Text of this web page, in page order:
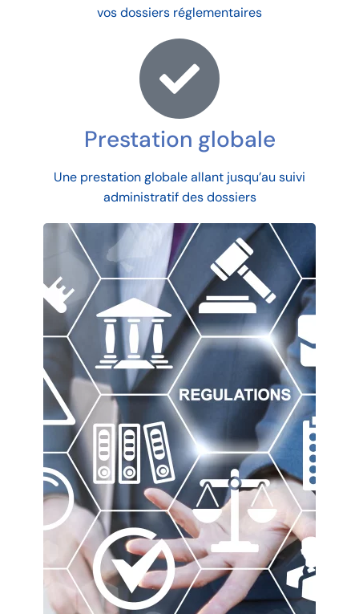
vos dossiers réglementaires
Prestation globale
Une prestation globale allant jusqu’au suivi
administratif des dossiers